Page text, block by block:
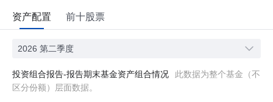
资产配置 前十股票
2026 第二季度
投资组合报告-报告期末基金资产组合情况
此数据为整个基金（不
区分份额）层面数据。